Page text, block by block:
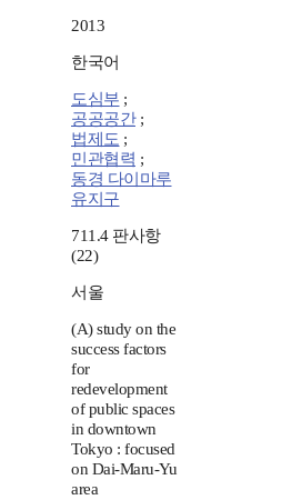
2013
한국어
도심부 ;
공공공간;
법제도 ;
민관협력 ;
동경 다이마루
유지구
711.4 판사항
(22)
서울
(A) study on the
success factors
for
redevelopment
of public spaces
in downtown
Tokyo : focused
on Dai-Maru-Yu
area